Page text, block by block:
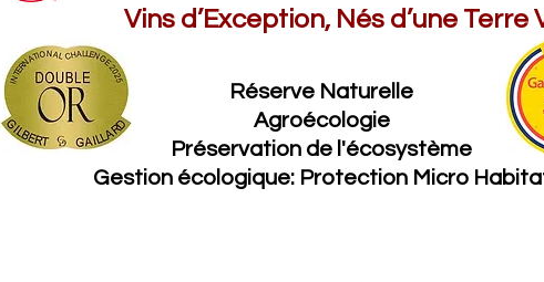
Vins d’Exception, Nés d’une Terre
Réserve Naturelle
Agroécologie
Préservation de l'écosystème
Gestion écologique: Protection Micro